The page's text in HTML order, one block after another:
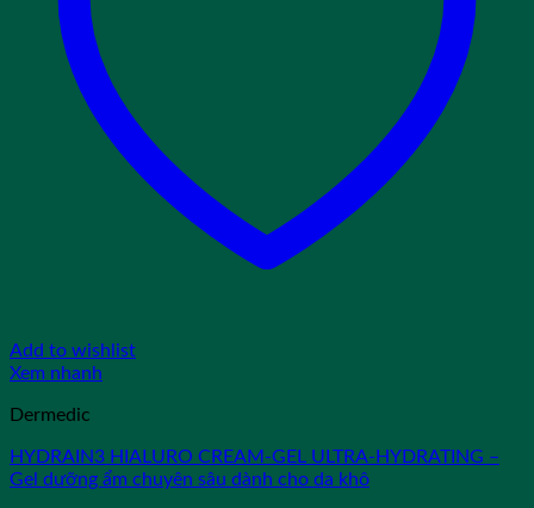
Add to wishlist
Xem nhanh
Dermedic
HYDRAIN3 HIALURO CREAM-GEL ULTRA-HYDRATING –
Gel dưỡng ẩm chuyên sâu dành cho da khô